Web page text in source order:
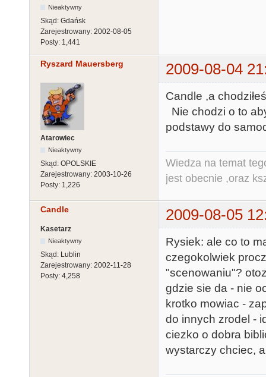
Nieaktywny
Skąd: Gdańsk
Zarejestrowany: 2002-08-05
Posty: 1,441
Ryszard Mauersberg 2009-08-04
Atarowiec
Nieaktywny
Skąd: OPOLSKIE
Zarejestrowany: 2003-10-26
Posty: 1,226
Candle ,a
Nie chodzi o to
podstawy do
Wiedza na temat
jest obecnie ,oraz
Candle 2009-08-05
Kasetarz
Nieaktywny
Skąd: Lublin
Zarejestrowany: 2002-11-28
Posty: 4,258
Rysiek: ale co to
czegokolwiek
"scenowaniu"?
gdzie sie da - nie
krotko mowiac -
do innych zrodel -
ciezko o dobra
wystarczy chciec,